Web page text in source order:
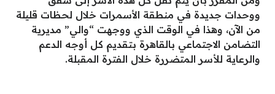
ووحدات جديدة في منطقة الأسمرات خلال لحظات قليلة
من الآن، وهذا في الوقت الذي ووجهت “والي” مديرية
التضامن الاجتماعي بالقاهرة بتقديم كل أوجه الدعم
والرعاية للأسر المتضررة خلال الفترة المقبلة.